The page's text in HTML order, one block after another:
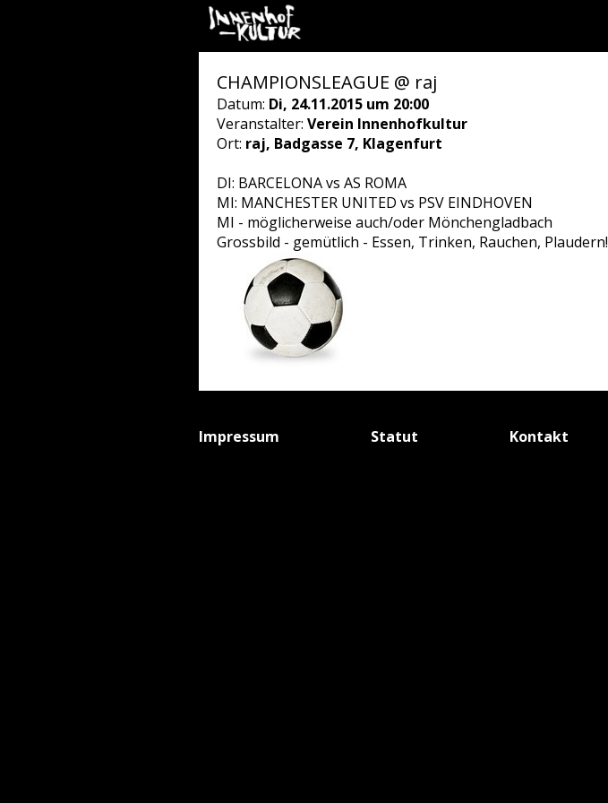
CHAMPIONSLEAGUE @ raj
Datum: Di, 24.11.2015 um 20:00
Veranstalter: Verein Innenhofkultur
Ort: raj, Badgasse 7, Klagenfurt
DI: BARCELONA vs AS ROMA
MI: MANCHESTER UNITED vs PSV EINDHOVEN
MI - möglicherweise auch/oder Mönchengladbach
Grossbild - gemütlich - Essen, Trinken, Rauchen, Plaudern!
Impressum Statut Kontakt